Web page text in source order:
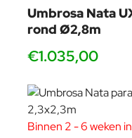
Umbrosa Nata
rond Ø2,8m
€1.035,00
Binnen 2 - 6 weken